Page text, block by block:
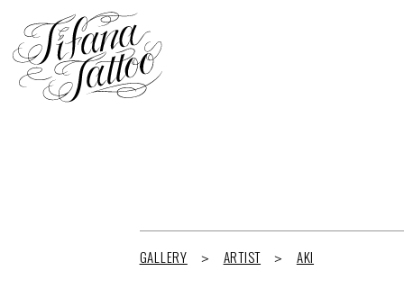
GALLERY ARTIST AKI